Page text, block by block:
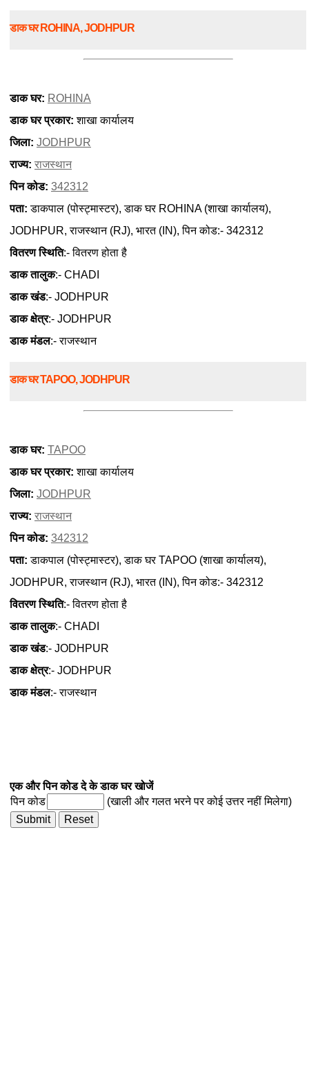
डाक घर ROHINA, JODHPUR
डाक घर: ROHINA
डाक घर प्रकार: शाखा कार्यालय
जिला: JODHPUR
राज्य: राजस्थान
पिन कोड: 342312
पता: डाकपाल (पोस्ट्मास्टर), डाक घर ROHINA (शाखा कार्यालय),
JODHPUR, राजस्थान (RJ), भारत (IN), पिन कोड:- 342312
वितरण स्थिति:- वितरण होता है
डाक तालुक:- CHADI
डाक खंड:- JODHPUR
डाक क्षेत्र:- JODHPUR
डाक मंडल:- राजस्थान
डाक घर TAPOO, JODHPUR
डाक घर: TAPOO
डाक घर प्रकार: शाखा कार्यालय
जिला: JODHPUR
राज्य: राजस्थान
पिन कोड: 342312
पता: डाकपाल (पोस्ट्मास्टर), डाक घर TAPOO (शाखा कार्यालय),
JODHPUR, राजस्थान (RJ), भारत (IN), पिन कोड:- 342312
वितरण स्थिति:- वितरण होता है
डाक तालुक:- CHADI
डाक खंड:- JODHPUR
डाक क्षेत्र:- JODHPUR
डाक मंडल:- राजस्थान
एक और पिन कोड दे के डाक घर खोजें
पिन कोड
(खाली और गलत भरने पर कोई उत्तर नहीं मिलेगा)